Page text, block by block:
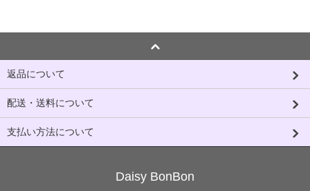
返品について
配送・送料について
支払い方法について
Daisy BonBon